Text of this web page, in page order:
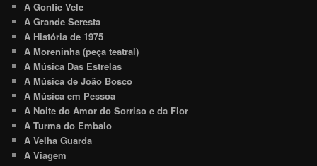
A Gonfie Vele
A Grande Seresta
A História de 1975
A Moreninha (peça teatral)
A Música Das Estrelas
A Música de João Bosco
A Música em Pessoa
A Noite do Amor do Sorriso e da Flor
A Turma do Embalo
A Velha Guarda
A Viagem